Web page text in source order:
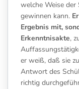
welche Weise der
gewinnen kann.
Ergebnis mit,
Erkenntnisakte,
er weiß, daß sie
Antwort des
richtig